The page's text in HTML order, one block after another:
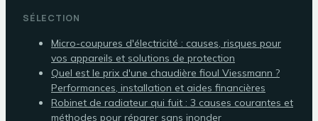
SÉLECTION
Micro-coupures d'électricité : causes, risques pour
vos appareils et solutions de protection
Quel est le prix d'une chaudière fioul Viessmann ?
Performances, installation et aides financières
Robinet de radiateur qui fuit : 3 causes courantes et
méthodes pour réparer sans inonder